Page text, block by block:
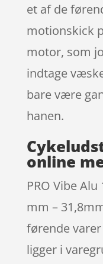
et af de
motionskick
motor, som
indtage
bare være
hanen.
online
PRO Vibe
mm –
førende
ligger i